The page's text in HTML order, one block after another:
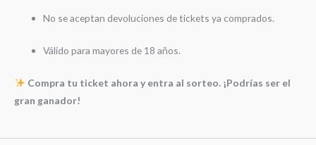
No se aceptan devoluciones de tickets ya comprados.
Válido para mayores de 18 años.
Compra tu ticket ahora y entra al sorteo. ¡Podrías ser el
gran ganador!